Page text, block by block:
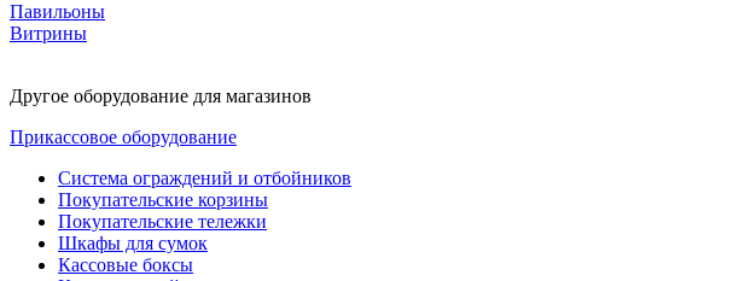
Павильоны
Витрины
Другое оборудование для магазинов
Прикассовое оборудование
Система ограждений и отбойников
Покупательские корзины
Покупательские тележки
Шкафы для сумок
Кассовые боксы